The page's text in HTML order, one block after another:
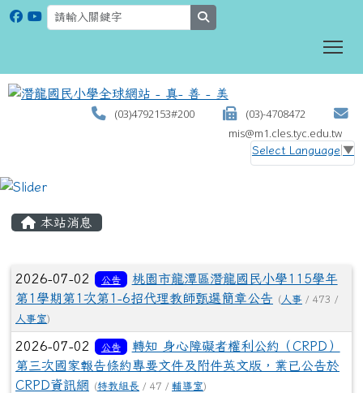
(03)4792153#200
(03)-4708472
mis@m1.cles.tyc.edu.tw
Select Language ▼
本站消息
文章列表
2026-07-02 公告
桃園市龍潭區潛龍國民小學115學年
第1學期第1次第1-6招代理教師甄選簡章公告
( 人事 / 473 /
人事室)
2026-07-02 公告
轉知 身心障礙者權利公約（CRPD）
第三次國家報告條約專要文件及附件英文版，業已公告於
CRPD資訊網
(特教組長 / 47 / 輔導室)